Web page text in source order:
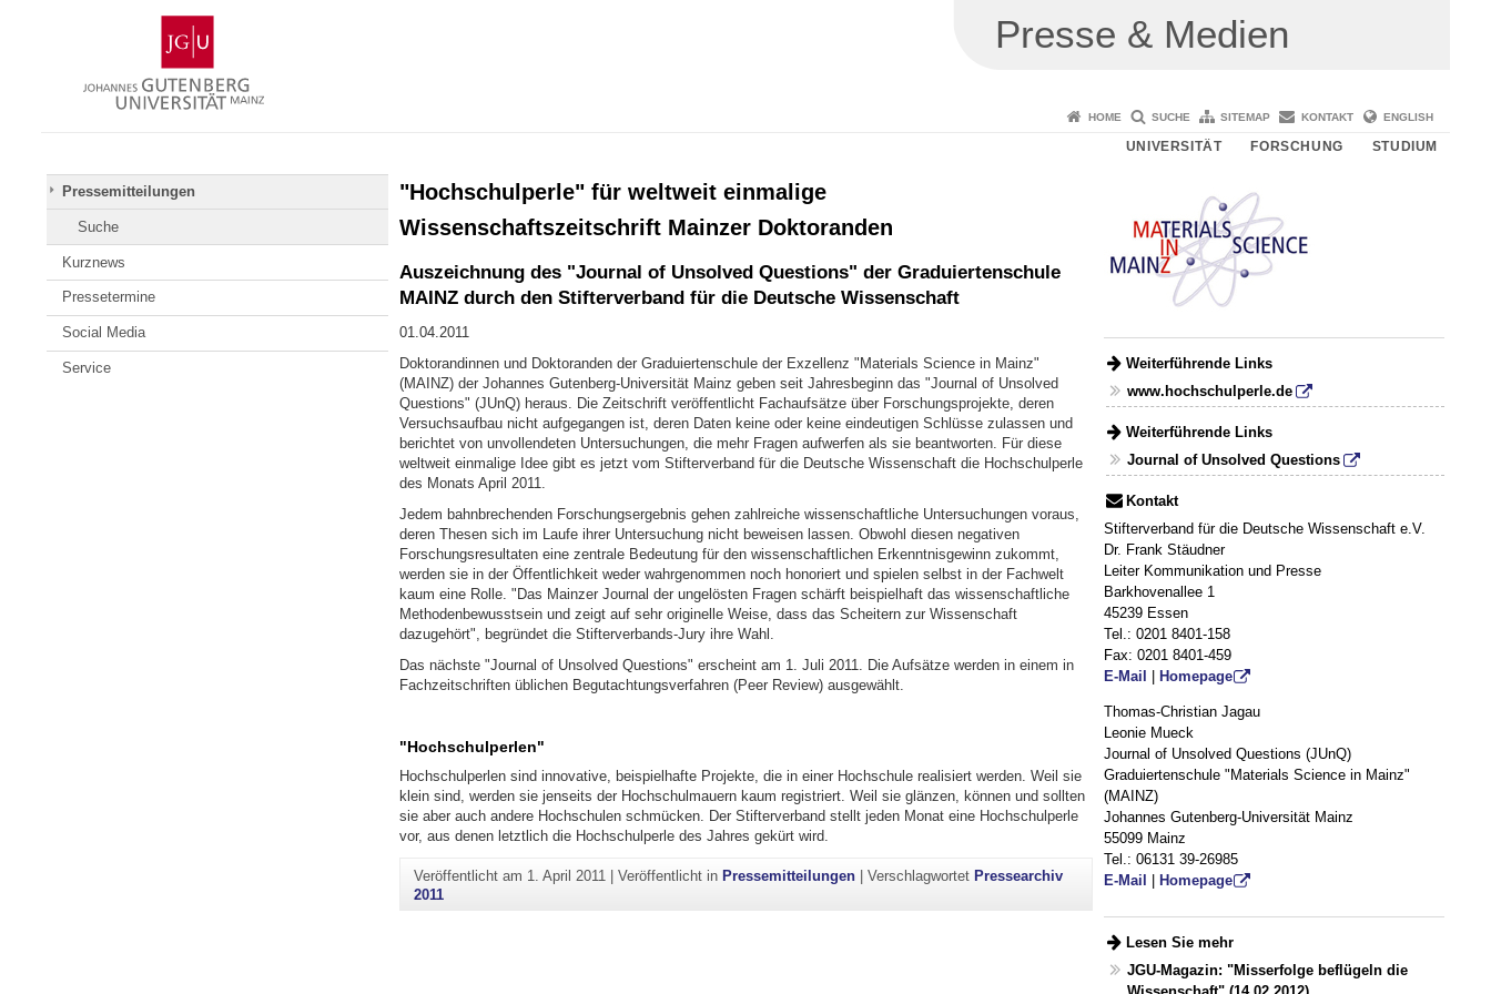
Gutenberg-
Universität
Mainz
Presse & Medien
HOME SUCHE SITEMAP KONTAKT ENGLISH
UNIVERSITÄT FORSCHUNG STUDIUM
Pressemitteilungen
Suche
Kurznews
Pressetermine
Social Media
Service
"Hochschulperle" für weltweit einmalige
Wissenschaftszeitschrift Mainzer Doktoranden
Auszeichnung des "Journal of Unsolved Questions" der Graduiertenschule
MAINZ durch den Stifterverband für die Deutsche Wissenschaft
01.04.2011
Doktorandinnen und Doktoranden der Graduiertenschule der Exzellenz "Materials Science in Mainz"
(MAINZ) der Johannes Gutenberg-Universität Mainz geben seit Jahresbeginn das "Journal of Unsolved
Questions" (JUnQ) heraus. Die Zeitschrift veröffentlicht Fachaufsätze über Forschungsprojekte, deren
Versuchsaufbau nicht aufgegangen ist, deren Daten keine oder keine eindeutigen Schlüsse zulassen und
berichtet von unvollendeten Untersuchungen, die mehr Fragen aufwerfen als sie beantworten. Für diese
weltweit einmalige Idee gibt es jetzt vom Stifterverband für die Deutsche Wissenschaft die Hochschulperle
des Monats April 2011.
Jedem bahnbrechenden Forschungsergebnis gehen zahlreiche wissenschaftliche Untersuchungen voraus,
deren Thesen sich im Laufe ihrer Untersuchung nicht beweisen lassen. Obwohl diesen negativen
Forschungsresultaten eine zentrale Bedeutung für den wissenschaftlichen Erkenntnisgewinn zukommt,
werden sie in der Öffentlichkeit weder wahrgenommen noch honoriert und spielen selbst in der Fachwelt
kaum eine Rolle. "Das Mainzer Journal der ungelösten Fragen schärft beispielhaft das wissenschaftliche
Methodenbewusstsein und zeigt auf sehr originelle Weise, dass das Scheitern zur Wissenschaft
dazugehört", begründet die Stifterverbands-Jury ihre Wahl.
Das nächste "Journal of Unsolved Questions" erscheint am 1. Juli 2011. Die Aufsätze werden in einem in
Fachzeitschriften üblichen Begutachtungsverfahren (Peer Review) ausgewählt.
"Hochschulperlen"
Hochschulperlen sind innovative, beispielhafte Projekte, die in einer Hochschule realisiert werden. Weil sie
klein sind, werden sie jenseits der Hochschulmauern kaum registriert. Weil sie glänzen, können und sollten
sie aber auch andere Hochschulen schmücken. Der Stifterverband stellt jeden Monat eine Hochschulperle
vor, aus denen letztlich die Hochschulperle des Jahres gekürt wird.
Veröffentlicht am 1. April 2011 |Veröffentlicht inPressemitteilungen |VerschlagwortetPressearchiv
2011
Weiterführende Links
www.hochschulperle.de
Weiterführende Links
Journal of Unsolved Questions
Kontakt
Stifterverband für die Deutsche Wissenschaft e.V.
Dr. Frank Stäudner
Leiter Kommunikation und Presse
Barkhovenallee 1
45239 Essen
Tel.: 0201 8401-158
Fax: 0201 8401-459
E-Mail
Homepage
Thomas-Christian Jagau
Leonie Mueck
Journal of Unsolved Questions (JUnQ)
Graduiertenschule "Materials Science in Mainz"
(MAINZ)
Johannes Gutenberg-Universität Mainz
55099 Mainz
Tel.: 06131 39-26985
E-Mail
Homepage
Lesen Sie mehr
JGU-Magazin: "Misserfolge beflügeln die